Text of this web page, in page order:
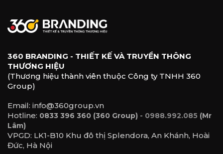
360 BRANDING - THIẾT KẾ VÀ TRUYỀN THÔNG
THƯƠNG HIỆU
(Thương hiệu thành viên thuộc Công ty TNHH 360
Group)
Email: info@360group.vn
Hotline: 0833 396 360 (360 Group) - 0988.992.085 (Mr
Lâm)
VPGD: LK1-B10 Khu đô thị Splendora, An Khánh, Hoài
Đức, Hà Nội